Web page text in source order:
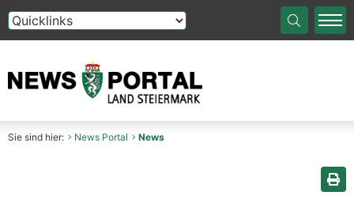
Die Auswahl einer Option im Select-Element führt auf
Sie sind hier: News Portal News